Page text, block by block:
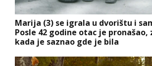
Marija (3) se igrala u dvorištu i
Posle 42 godine otac je pronašao,
kada je saznao gde je bila